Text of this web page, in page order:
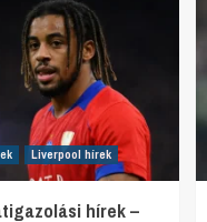
Liverpool hírek
hírek –